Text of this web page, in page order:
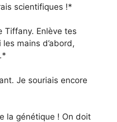
scientifiques !*
Tiffany. Enlève tes
mains d’abord,
Je souriais encore
la génétique ! On doit